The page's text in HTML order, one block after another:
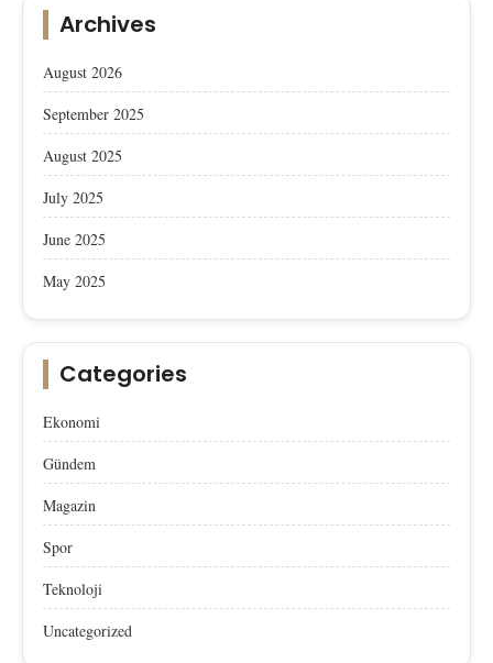
Archives
August 2026
September 2025
August 2025
July 2025
June 2025
May 2025
Categories
Ekonomi
Gündem
Magazin
Spor
Teknoloji
Uncategorized